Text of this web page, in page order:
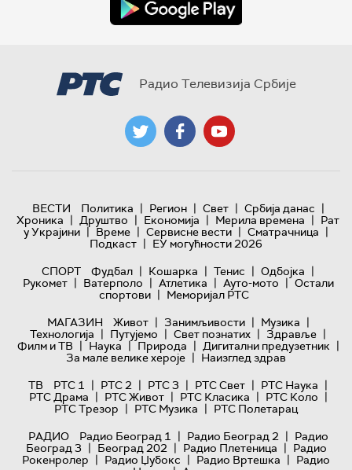
Радио Телевизија Србије
ВЕСТИ Политика | Регион | Свет | Србија данас |
Хроника | Друштво | Економија | Мерила времена | Рат
у Украјини | Време | Сервисне вести | Сматрачница |
Подкаст | ЕУ могућности 2026
СПОРТ
Фудбал | Кошарка | Тенис | Одбојка |
Рукомет | Ватерполо | Атлетика | Ауто-мото | Остали
спортови | Меморијал РТС
МАГАЗИН
Живот | Занимљивости | Музика |
Технологијa | Путујемо | Свет познатих | Здравље |
Филм и ТВ | Наука | Природа | Дигитални предузетник |
За мале велике хероје | Наизглед здрав
ТВ
РТС 1 | РТС 2 | РТС 3 | РТС Свет | РТС Наука |
РТС Драма | РТС Живот | РТС Класика | РТС Коло |
РТС Трезор | РТС Музика | РТС Полетарац
РАДИО
Радио Београд 1 | Радио Београд 2 | Радио
Београд 3 | Београд 202 | Радио Плетеница | Радио
Рокенролер | Радио Џубокс | Радио Вртешка | Радио